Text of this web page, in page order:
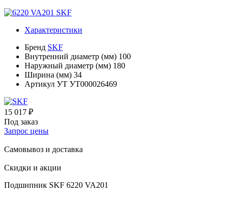
Характеристики
Бренд SKF
Внутренний диаметр (мм) 100
Наружный диаметр (мм) 180
Ширина (мм) 34
Артикул УТ УТ000026469
15 017 ₽
Под заказ
Запрос цены
Самовывоз и доставка
Скидки и акции
Подшипник SKF 6220 VA201